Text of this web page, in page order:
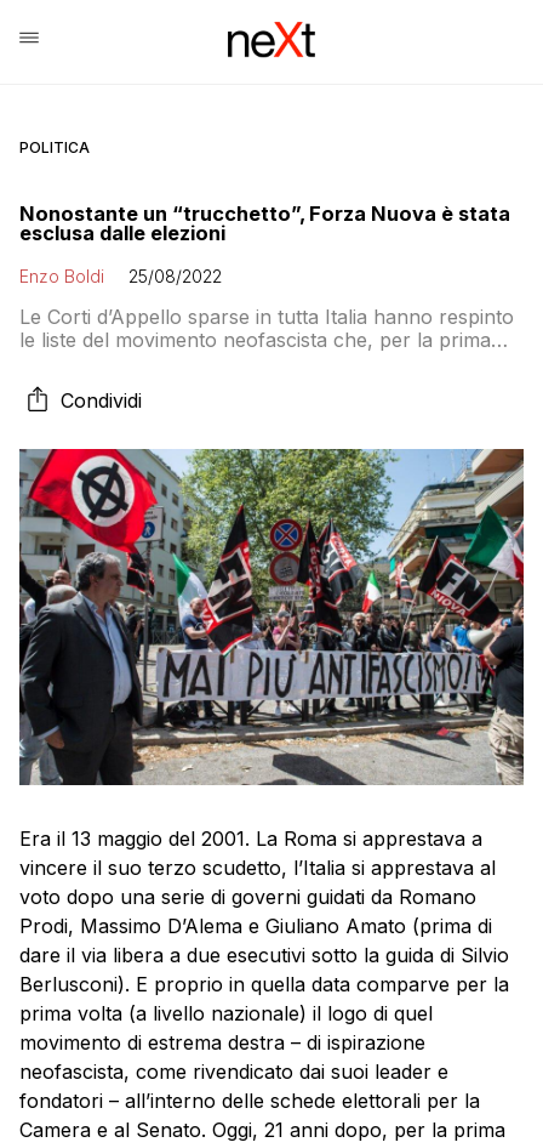
POLITICA
Nonostante un “trucchetto”, Forza Nuova è stata
esclusa dalle elezioni
Enzo Boldi 25/08/2022
Le Corti d’Appello sparse in tutta Italia hanno respinto
le liste del movimento neofascista che, per la prima
elezioni
Condividi
Era il 13 maggio del 2001. La Roma si apprestava a
vincere il suo terzo scudetto, l’Italia si apprestava al
voto dopo una serie di governi guidati da Romano
Prodi, Massimo D’Alema e Giuliano Amato (prima di
dare il via libera a due esecutivi sotto la guida di Silvio
Berlusconi). E proprio in quella data comparve per la
prima volta (a livello nazionale) il logo di quel
movimento di estrema destra – di ispirazione
neofascista, come rivendicato dai suoi leader e
fondatori – all’interno delle schede elettorali per la
Camera e al Senato. Oggi, 21 anni dopo, per la prima